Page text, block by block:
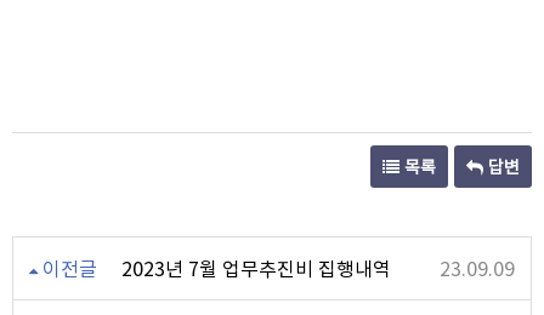
목록 답변
이전글 2023년 7월 업무추진비 집행내역 23.09.09